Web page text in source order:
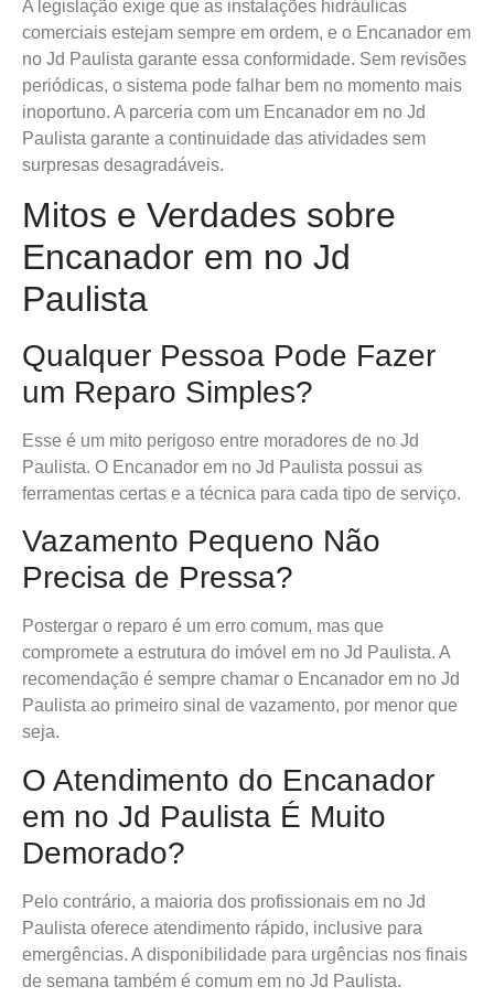
A legislação exige que as instalações hidráulicas
comerciais estejam sempre em ordem, e o Encanador em
no Jd Paulista garante essa conformidade. Sem revisões
periódicas, o sistema pode falhar bem no momento mais
inoportuno. A parceria com um Encanador em no Jd
Paulista garante a continuidade das atividades sem
surpresas desagradáveis.
Mitos e Verdades sobre
Encanador em no Jd
Paulista
Qualquer Pessoa Pode Fazer
um Reparo Simples?
Esse é um mito perigoso entre moradores de no Jd
Paulista. O Encanador em no Jd Paulista possui as
ferramentas certas e a técnica para cada tipo de serviço.
Vazamento Pequeno Não
Precisa de Pressa?
Postergar o reparo é um erro comum, mas que
compromete a estrutura do imóvel em no Jd Paulista. A
recomendação é sempre chamar o Encanador em no Jd
Paulista ao primeiro sinal de vazamento, por menor que
seja.
O Atendimento do Encanador
em no Jd Paulista É Muito
Demorado?
Pelo contrário, a maioria dos profissionais em no Jd
Paulista oferece atendimento rápido, inclusive para
emergências. A disponibilidade para urgências nos finais
de semana também é comum em no Jd Paulista.